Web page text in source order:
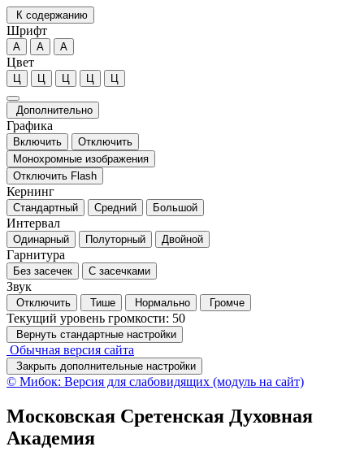
К содержанию
Шрифт
А А А
Цвет
Ц Ц Ц Ц Ц
Дополнительно
Графика
Включить
Отключить
Монохромные изображения
Отключить Flash
Кернинг
Стандартный Средний Большой
Интервал
Одинарный Полуторный Двойной
Гарнитура
Без засечек С засечками
Звук
Отключить Тише Нормально Громче
Текущий уровень громкости: 50
Вернуть стандартные настройки
Обычная версия сайта
Закрыть дополнительные настройки
© Мибок: Версия для слабовидящих (модуль на сайт)
Московская Сретенская Духовная
Академия